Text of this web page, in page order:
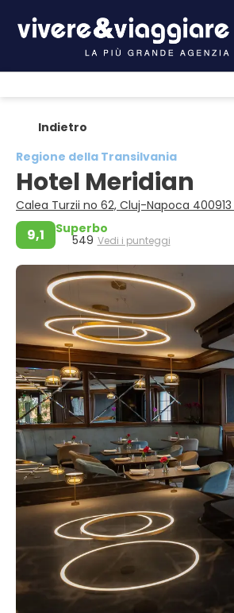
Indietro
Regione della Transilvania
Hotel Meridian
Calea Turzii no 62, Cluj-Napoca 400913
9,1 Superbo
549 Vedi i punteggi